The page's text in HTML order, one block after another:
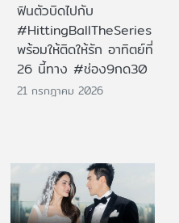
ฟินตัวบิดไปกับ
#HittingBallTheSeries
พร้อมให้ติดให้รัก อาทิตย์ที่
26 นี้ทาง #ช่อง9กด30
21 กรกฎาคม 2026